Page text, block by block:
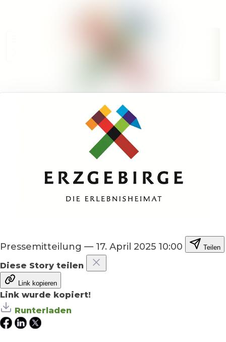
Pressemitteilung — 17. April 2025 10:00 Teilen
Diese Story teilen
Link kopieren
Link wurde kopiert!
Runterladen